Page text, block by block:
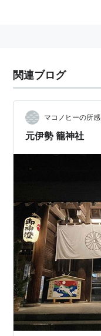
関連ブログ
マコノヒーの所感
元伊勢 籠神社